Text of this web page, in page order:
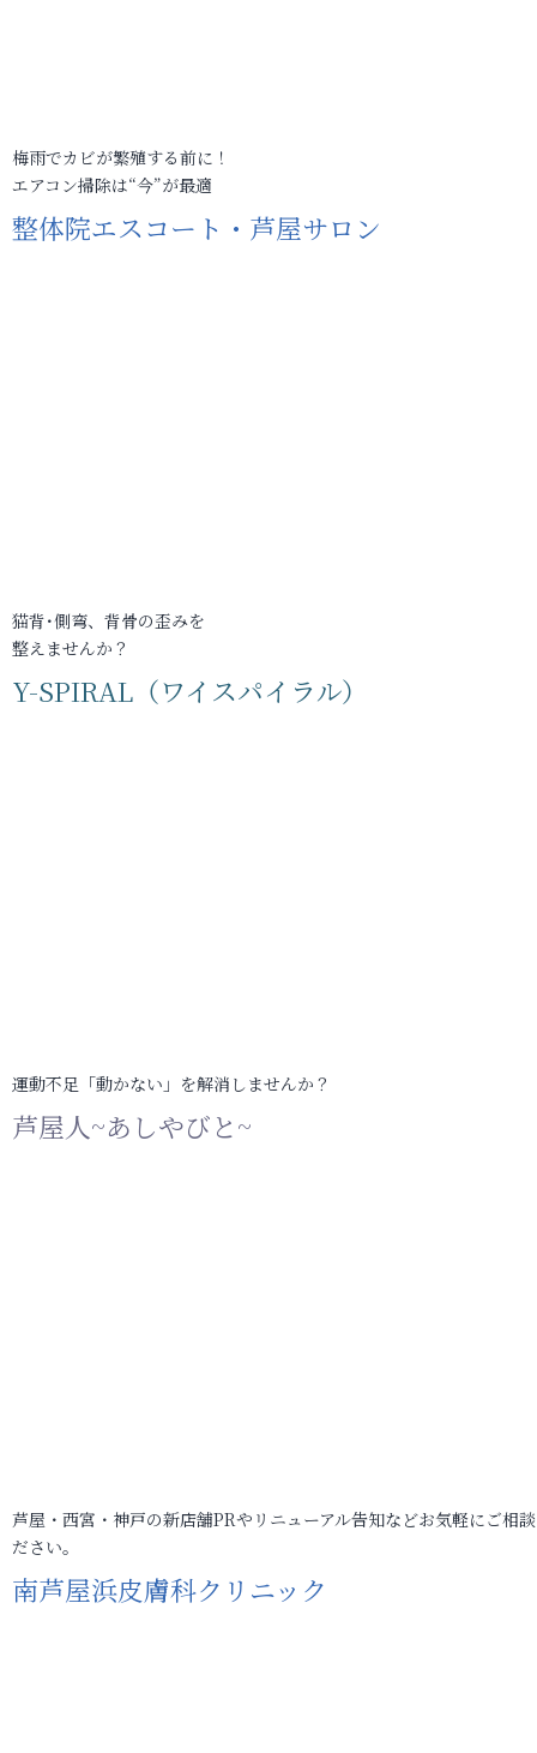
梅雨でカビが繁殖する前に！
エアコン掃除は“今”が最適
整体院エスコート・芦屋サロン
猫背･側弯、背骨の歪みを
整えませんか？
Y-SPIRAL（ワイスパイラル）
運動不足「動かない」を解消しませんか？
芦屋人~あしやびと~
芦屋・西宮・神戸の新店舗PRやリニューアル告知などお気軽にご相
ださい。
南芦屋浜皮膚科クリニック